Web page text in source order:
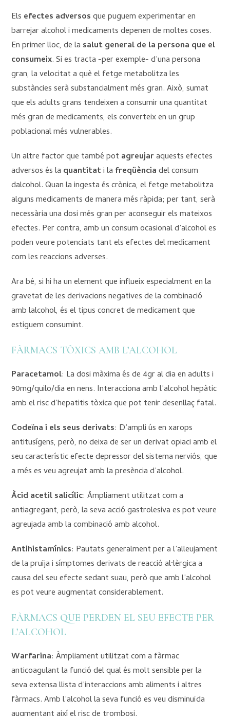
Els efectes adversosque puguem experimentar en
barrejar alcohol i medicaments depenen de moltes coses.
En primer lloc, de la salut general de la persona que el
consumeix. Si es tracta -per exemple- d’una persona
gran, la velocitat a què el fetge metabolitza les
substàncies serà substancialment més gran. Això, sumat
que els adults grans tendeixen a consumir una quantitat
més gran de medicaments, els converteix en un grup
poblacional més vulnerables.
Un altre factor que també pot agreujaraquests efectes
adversos és la quantitati la freqüènciadel consum
dalcohol. Quan la ingesta és crònica, el fetge metabolitza
alguns medicaments de manera més ràpida; per tant, serà
necessària una dosi més gran per aconseguir els mateixos
efectes. Per contra, amb un consum ocasional d’alcohol es
poden veure potenciats tant els efectes del medicament
com les reaccions adverses.
Ara bé, si hi ha un element que influeix especialment en la
gravetat de les derivacions negatives de la combinació
amb lalcohol, és el tipus concret de medicament que
estiguem consumint.
FÀRMACS TÒXICS AMB L’ALCOHOL
Paracetamol: La dosi màxima és de 4gr al dia en adults i
90mg/quilo/dia en nens. Interacciona amb l’alcohol hepàtic
amb el risc d’hepatitis tòxica que pot tenir desenllaç fatal.
Codeïna i els seus derivats: D’ampli ús en xarops
antitusígens, però, no deixa de ser un derivat opiaci amb el
seu característic efecte depressor del sistema nerviós, que
a més es veu agreujat amb la presència d’alcohol.
Àcid acetil salicílic: Àmpliament utilitzat com a
antiagregant, però, la seva acció gastrolesiva es pot veure
agreujada amb la combinació amb alcohol.
Antihistamínics: Pautats generalment per a l’alleujament
de la pruïja i símptomes derivats de reacció al·lèrgica a
causa del seu efecte sedant suau, però que amb l’alcohol
es pot veure augmentat considerablement.
FÀRMACS QUE PERDEN EL SEU EFECTE PER
L’ALCOHOL
Warfarina: Àmpliament utilitzat com a fàrmac
anticoagulant la funció del qual és molt sensible per la
seva extensa llista d’interaccions amb aliments i altres
fàrmacs. Amb l’alcohol la seva funció es veu disminuïda